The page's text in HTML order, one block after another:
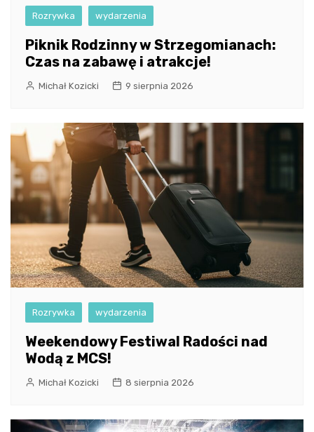
Rozrywka wydarzenia
Piknik Rodzinny w Strzegomianach:
Czas na zabawę i atrakcje!
Michał Kozicki 9 sierpnia 2026
Rozrywka wydarzenia
Weekendowy Festiwal Radości nad
Wodą z MCS!
Michał Kozicki 8 sierpnia 2026